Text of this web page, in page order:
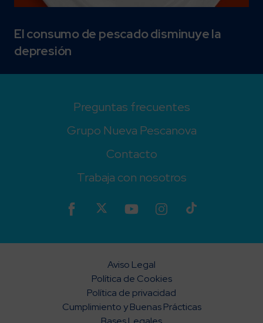
El consumo de pescado disminuye la
depresión
Preguntas frecuentes
Grupo Nueva Pescanova
Contacto
Trabaja con nosotros
Aviso Legal
Política de Cookies
Política de privacidad
Cumplimiento y Buenas Prácticas